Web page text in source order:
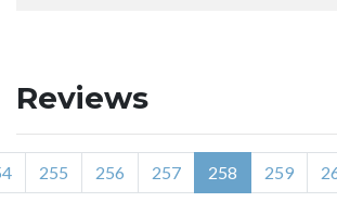
Reviews
255 256 257 258 259